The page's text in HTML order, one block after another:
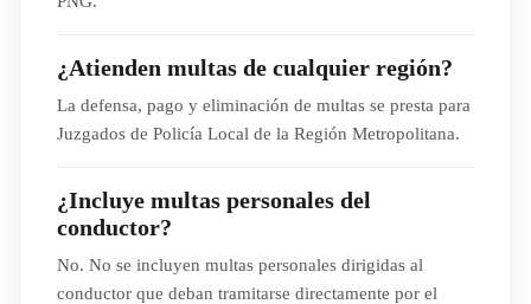
¿Atienden multas de cualquier región?
La defensa, pago y eliminación de multas se presta para
Juzgados de Policía Local de la Región Metropolitana.
¿Incluye multas personales del
conductor?
No. No se incluyen multas personales dirigidas al
conductor que deban tramitarse directamente por el